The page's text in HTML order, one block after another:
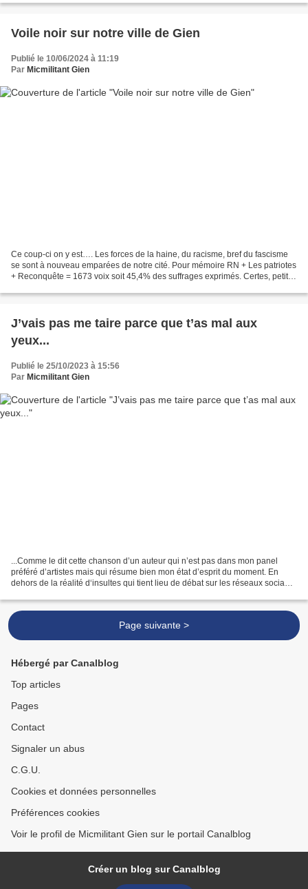
Voile noir sur notre ville de Gien
Publié le 10/06/2024 à 11:19
Par Micmilitant Gien
Ce coup-ci on y est…. Les forces de la haine, du racisme, bref du fascisme
se sont à nouveau emparées de notre cité. Pour mémoire RN + Les patriotes
+ Reconquête = 1673 voix soit 45,4% des suffrages exprimés. Certes, petite
J’vais pas me taire parce que t’as mal aux
yeux...
Publié le 25/10/2023 à 15:56
Par Micmilitant Gien
...Comme le dit cette chanson d’un auteur qui n’est pas dans mon panel
préféré d’artistes mais qui résume bien mon état d’esprit du moment. En
dehors de la réalité d‘insultes qui tient lieu de débat sur les réseaux sociaux,
Page suivante >
Hébergé par Canalblog
Top articles
Pages
Contact
Signaler un abus
C.G.U.
Cookies et données personnelles
Préférences cookies
Voir le profil de Micmilitant Gien sur le portail Canalblog
Créer un blog sur Canalblog